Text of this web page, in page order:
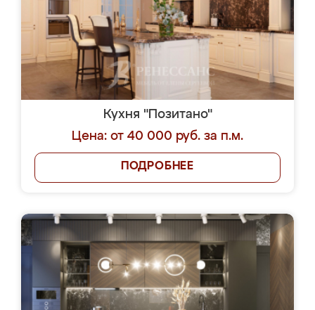
Кухня "Позитано"
Цена: от 40 000 руб. за п.м.
ПОДРОБНЕЕ